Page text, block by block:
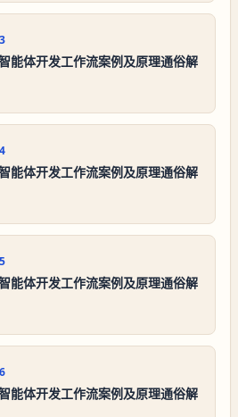
能体开发工作流案例及原理通俗解
能体开发工作流案例及原理通俗解
能体开发工作流案例及原理通俗解
能体开发工作流案例及原理通俗解